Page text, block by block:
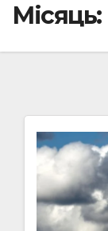
Місяць: